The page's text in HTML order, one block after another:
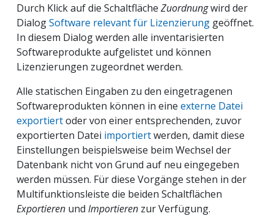
Durch Klick auf die Schaltfläche Zuordnungwird der
DialogSoftware relevant für Lizenzierung geöffnet.
In diesem Dialog werden alle inventarisierten
Softwareprodukte aufgelistet und können
Lizenzierungen zugeordnet werden.
Alle statischen Eingaben zu den eingetragenen
Softwareprodukten können in eine externe Datei
exportiertoder von einer entsprechenden, zuvor
exportierten Datei importiertwerden, damit diese
Einstellungen beispielsweise beim Wechsel der
Datenbank nicht von Grund auf neu eingegeben
werden müssen. Für diese Vorgänge stehen in der
Multifunktionsleiste die beiden Schaltflächen
Exportieren und Importieren zur Verfügung.